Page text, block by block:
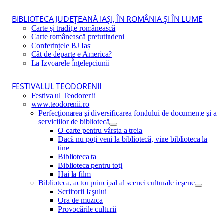
BIBLIOTECA JUDEŢEANĂ IAŞI, ÎN ROMÂNIA ŞI ÎN LUME
Carte şi tradiţie românească
Carte românească pretutindeni
Conferințele BJ Iași
Cât de departe e America?
La Izvoarele Înţelepciunii
FESTIVALUL TEODORENII
Festivalul Teodorenii
www.teodorenii.ro
Perfecţionarea şi diversificarea fondului de documente şi a
serviciilor de bibliotecă
O carte pentru vârsta a treia
Dacă nu poţi veni la bibliotecă, vine biblioteca la
tine
Biblioteca ta
Biblioteca pentru toţi
Hai la film
Biblioteca, actor principal al scenei culturale ieşene
Scriitorii Iaşului
Ora de muzică
Provocările culturii